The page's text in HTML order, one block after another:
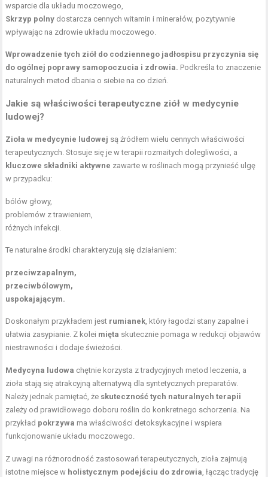
wsparcie dla układu moczowego,
Skrzyp polny dostarcza cennych witamin i minerałów, pozytywnie
wpływając na zdrowie układu moczowego.
Wprowadzenie tych ziół do codziennego jadłospisu przyczynia się
do ogólnej poprawy samopoczucia i zdrowia. Podkreśla to znaczenie
naturalnych metod dbania o siebie na co dzień.
Jakie są właściwości terapeutyczne ziół w medycynie
ludowej?
Zioła w medycynie ludowej są źródłem wielu cennych właściwości
terapeutycznych. Stosuje się je w terapii rozmaitych dolegliwości, a
kluczowe składniki aktywne zawarte w roślinach mogą przynieść ulgę
w przypadku:
bólów głowy,
problemów z trawieniem,
różnych infekcji.
Te naturalne środki charakteryzują się działaniem:
przeciwzapalnym,
przeciwbólowym,
uspokajającym.
Doskonałym przykładem jest rumianek , który łagodzi stany zapalne i
ułatwia zasypianie. Z kolei mięta skutecznie pomaga w redukcji objawów
niestrawności i dodaje świeżości.
Medycyna ludowa chętnie korzysta z tradycyjnych metod leczenia, a
zioła stają się atrakcyjną alternatywą dla syntetycznych preparatów.
Należy jednak pamiętać, że skuteczność tych naturalnych terapii
zależy od prawidłowego doboru roślin do konkretnego schorzenia. Na
przykład pokrzywa ma właściwości detoksykacyjne i wspiera
funkcjonowanie układu moczowego.
Z uwagi na różnorodność zastosowań terapeutycznych, zioła zajmują
istotne miejsce w holistycznym podejściu do zdrowia , łącząc tradycję